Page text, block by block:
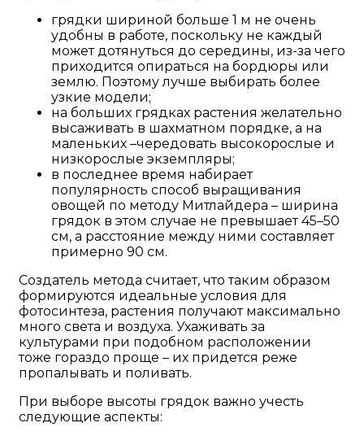
грядки шириной больше 1 м не очень
удобны в работе, поскольку не каждый
может дотянуться до середины, из-за чего
приходится опираться на бордюры или
землю. Поэтому лучше выбирать более
узкие модели;
на больших грядках растения желательно
высаживать в шахматном порядке, а на
маленьких –чередовать высокорослые и
низкорослые экземпляры;
в последнее время набирает
популярность способ выращивания
овощей по методу Митлайдера – ширина
грядок в этом случае не превышает 45–50
см, а расстояние между ними составляет
примерно 90 см.
Создатель метода считает, что таким образом
формируются идеальные условия для
фотосинтеза, растения получают максимально
много света и воздуха. Ухаживать за
культурами при подобном расположении
тоже гораздо проще – их придется реже
пропалывать и поливать.
При выборе высоты грядок важно учесть
следующие аспекты: